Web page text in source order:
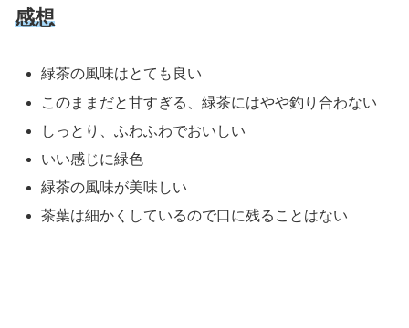
感想
緑茶の風味はとても良い
このままだと甘すぎる、緑茶にはやや釣り合わない
しっとり、ふわふわでおいしい
いい感じに緑色
緑茶の風味が美味しい
茶葉は細かくしているので口に残ることはない